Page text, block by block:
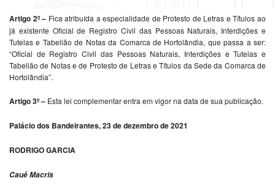
Artigo 2º – Fica atribuída a especialidade de Protesto de Letras e Títulos ao
já existente Oficial de Registro Civil das Pessoas Naturais, Interdições e
Tutelas e Tabelião de Notas da Comarca de Hortolândia, que passa a ser:
“Oficial de Registro Civil das Pessoas Naturais, Interdições e Tutelas e
Tabelião de Notas e de Protesto de Letras e Títulos da Sede da Comarca de
Hortolândia”.
Artigo 3º – Esta lei complementar entra em vigor na data de sua publicação.
Palácio dos Bandeirantes, 23 de dezembro de 2021
RODRIGO GARCIA
Cauê Macris